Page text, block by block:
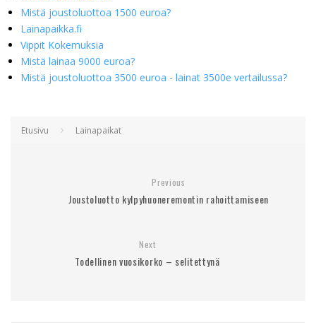
Mistä joustoluottoa 1500 euroa?
Lainapaikka.fi
Vippit Kokemuksia
Mistä lainaa 9000 euroa?
Mistä joustoluottoa 3500 euroa - lainat 3500e vertailussa?
Etusivu Lainapaikat
Previous
Joustoluotto kylpyhuoneremontin rahoittamiseen
Next
Todellinen vuosikorko – selitettynä